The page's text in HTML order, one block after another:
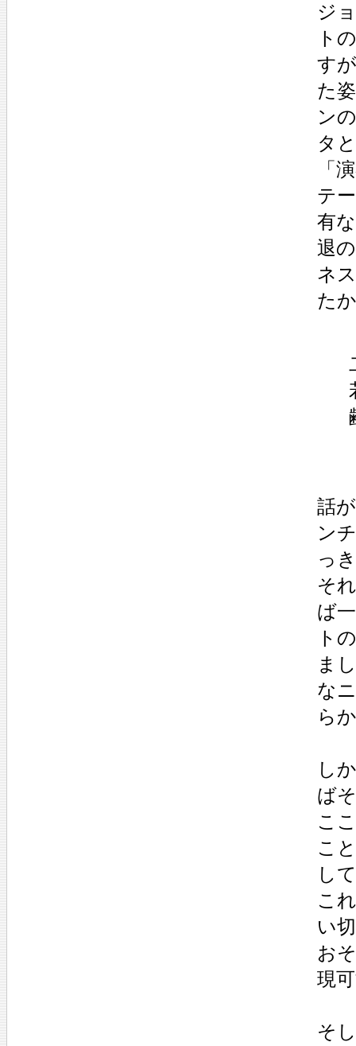
ジ
ト
す
た
ン
タ
「
テ
有
退
ネ
た
話
ン
っ
そ
ば
ト
ま
な
ら
し
ば
こ
こ
し
こ
い
お
現
そ